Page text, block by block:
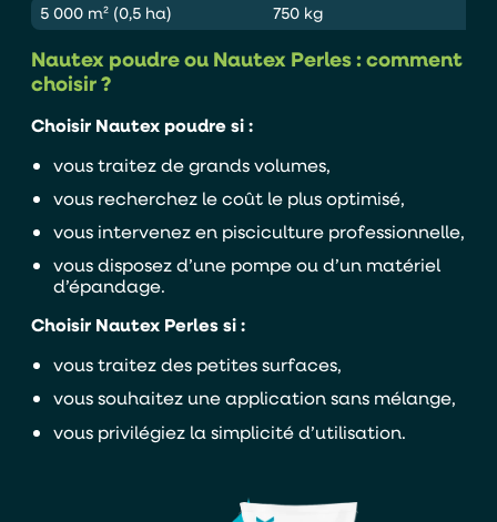
5 000 m² (0,5 ha)
750 kg
Nautex poudre ou Nautex Perles : comment
choisir ?
Choisir Nautex poudre si :
vous traitez de grands volumes,
vous recherchez le coût le plus optimisé,
vous intervenez en pisciculture professionnelle,
vous disposez d’une pompe ou d’un matériel
d’épandage.
Choisir Nautex Perles si :
vous traitez des petites surfaces,
vous souhaitez une application sans mélange,
vous privilégiez la simplicité d’utilisation.